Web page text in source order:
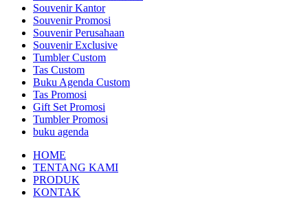
Souvenir Kantor
Souvenir Promosi
Souvenir Perusahaan
Souvenir Exclusive
Tumbler Custom
Tas Custom
Buku Agenda Custom
Tas Promosi
Gift Set Promosi
Tumbler Promosi
buku agenda
HOME
TENTANG KAMI
PRODUK
KONTAK